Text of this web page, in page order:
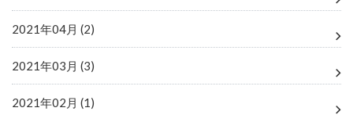
2021年04月 (2)
2021年03月 (3)
2021年02月 (1)